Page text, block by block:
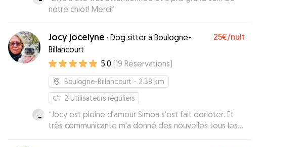
notre chiot! Merci!”
Jocy jocelyne · Dog sitter à Boulogne-
Billancourt
25€/nuit
5.0 (19 Réservations)
Boulogne-Billancourt - 2.38 km
2 Utilisateurs réguliers
“Jocy est pleine d'amour Simba s'est fait dorloter. Et
très communicante m'a donné des nouvelles tous les
jours Je recommande”